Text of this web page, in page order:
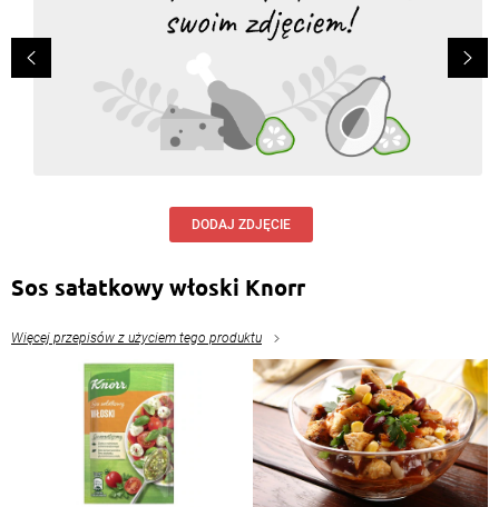
DODAJ ZDJĘCIE
Sos sałatkowy włoski Knorr
Więcej przepisów z użyciem tego produktu